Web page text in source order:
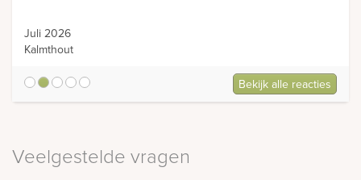
Bekijk alle reacties
Juli 2026
Kalmthout
Veelgestelde vragen